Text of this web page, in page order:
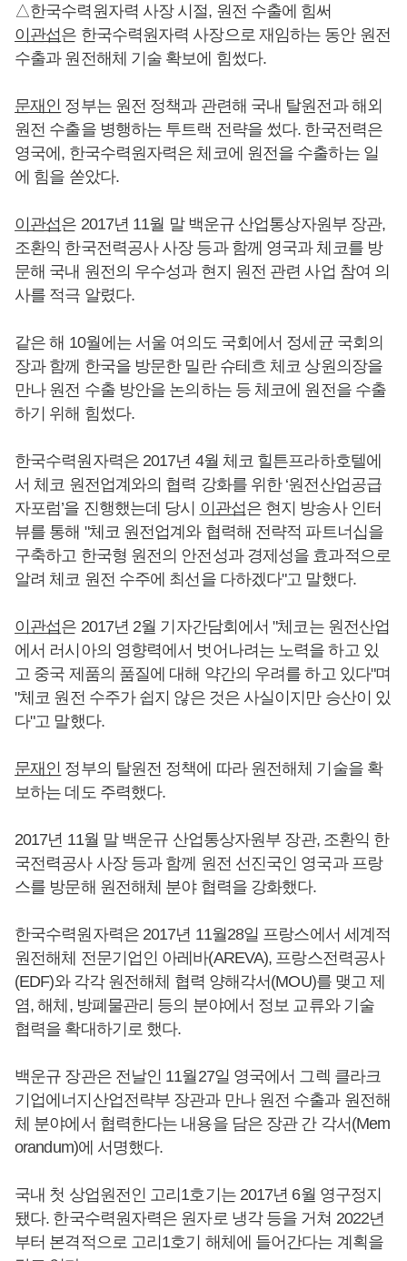
△한국수력원자력 사장 시절, 원전 수출에 힘써
이관섭은 한국수력원자력 사장으로 재임하는 동안 원전
수출과 원전해체 기술 확보에 힘썼다.
문재인 정부는 원전 정책과 관련해 국내 탈원전과 해외
원전 수출을 병행하는 투트랙 전략을 썼다. 한국전력은
영국에, 한국수력원자력은 체코에 원전을 수출하는 일
에 힘을 쏟았다.
이관섭은 2017년 11월 말 백운규 산업통상자원부 장관,
조환익 한국전력공사 사장 등과 함께 영국과 체코를 방
문해 국내 원전의 우수성과 현지 원전 관련 사업 참여 의
사를 적극 알렸다.
같은 해 10월에는 서울 여의도 국회에서 정세균 국회의
장과 함께 한국을 방문한 밀란 슈테흐 체코 상원의장을
만나 원전 수출 방안을 논의하는 등 체코에 원전을 수출
하기 위해 힘썼다.
한국수력원자력은 2017년 4월 체코 힐튼프라하호텔에
서 체코 원전업계와의 협력 강화를 위한 ‘원전산업공급
자포럼’을 진행했는데 당시 이관섭은 현지 방송사 인터
뷰를 통해 "체코 원전업계와 협력해 전략적 파트너십을
구축하고 한국형 원전의 안전성과 경제성을 효과적으로
알려 체코 원전 수주에 최선을 다하겠다"고 말했다.
이관섭은 2017년 2월 기자간담회에서 "체코는 원전산업
에서 러시아의 영향력에서 벗어나려는 노력을 하고 있
고 중국 제품의 품질에 대해 약간의 우려를 하고 있다"며
"체코 원전 수주가 쉽지 않은 것은 사실이지만 승산이 있
다"고 말했다.
문재인 정부의 탈원전 정책에 따라 원전해체 기술을 확
보하는 데도 주력했다.
2017년 11월 말 백운규 산업통상자원부 장관, 조환익 한
국전력공사 사장 등과 함께 원전 선진국인 영국과 프랑
스를 방문해 원전해체 분야 협력을 강화했다.
한국수력원자력은 2017년 11월28일 프랑스에서 세계적
원전해체 전문기업인 아레바(AREVA), 프랑스전력공사
(EDF)와 각각 원전해체 협력 양해각서(MOU)를 맺고 제
염, 해체, 방폐물관리 등의 분야에서 정보 교류와 기술
협력을 확대하기로 했다.
백운규 장관은 전날인 11월27일 영국에서 그렉 클라크
기업에너지산업전략부 장관과 만나 원전 수출과 원전해
체 분야에서 협력한다는 내용을 담은 장관 간 각서(Mem
orandum)에 서명했다.
국내 첫 상업원전인 고리1호기는 2017년 6월 영구정지
됐다. 한국수력원자력은 원자로 냉각 등을 거쳐 2022년
부터 본격적으로 고리1호기 해체에 들어간다는 계획을